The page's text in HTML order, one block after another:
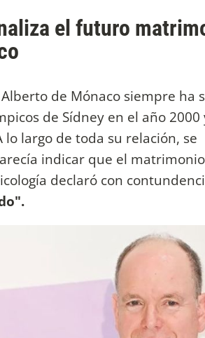
el futuro
de Mónaco siempre ha
de Sídney en el año
largo de toda su relación, se
indicar que el
declaró con